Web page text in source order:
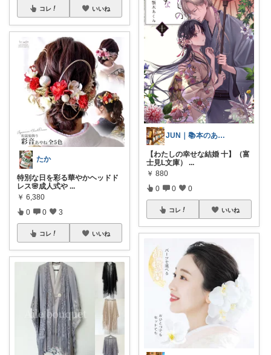
コレ いいね
たか
特別な日を彩る華やかヘッドド
レス🌸成人式や ...
￥ 6,380
0 0 3
コレ いいね
JUN｜📚本のある暮らし
【わたしの幸せな結婚 十】（富
士見L文庫）
...
￥ 880
0 0 0
コレ いいね